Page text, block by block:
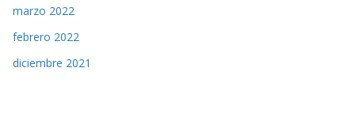
marzo 2022
febrero 2022
diciembre 2021